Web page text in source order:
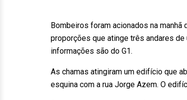
Bombeiros foram acionados na
proporções que atinge três andares de
informações são do G1.
As chamas atingiram um edifício que
esquina com a rua Jorge Azem. O